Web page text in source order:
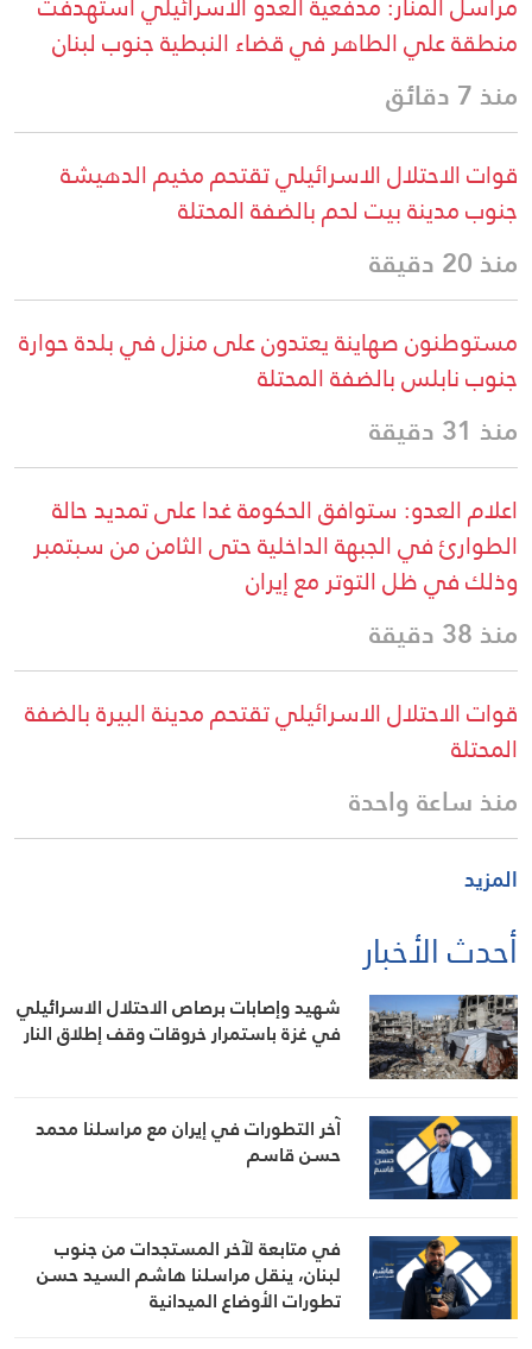
منطقة علي الطاهر في قضاء النبطية جنوب لبنان
منذ 7 دقائق
قوات الاحتلال الاسرائيلي تقتحم مخيم الدهيشة
جنوب مدينة بيت لحم بالضفة المحتلة
منذ 20 دقيقة
مستوطنون صهاينة يعتدون على منزل في بلدة حوارة
جنوب نابلس بالضفة المحتلة
منذ 31 دقيقة
اعلام العدو: ستوافق الحكومة غدا على تمديد حالة
الطوارئ في الجبهة الداخلية حتى الثامن من سبتمبر
وذلك في ظل التوتر مع إيران
منذ 38 دقيقة
قوات الاحتلال الاسرائيلي تقتحم مدينة البيرة بالضفة
المحتلة
منذ ساعة واحدة
المزيد
أحدث الأخبار
شهيد وإصابات برصاص الاحتلال الاسرائيلي
في غزة باستمرار خروقات وقف إطلاق النار
آخر التطورات في إيران مع مراسلنا محمد
حسن قاسم
في متابعة لآخر المستجدات من جنوب
لبنان، ينقل مراسلنا هاشم السيد حسن
تطورات الأوضاع الميدانية